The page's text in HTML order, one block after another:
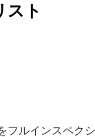
スト
ルインスペク